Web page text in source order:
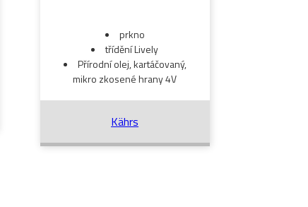
prkno
třídění Lively
Přírodní olej, kartáčovaný,
mikro zkosené hrany 4V
Kährs